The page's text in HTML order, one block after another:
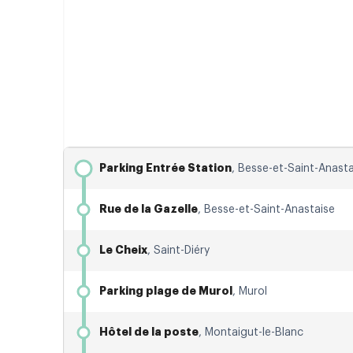
Parking Entrée Station, Besse-et-Saint-
Rue de la Gazelle, Besse-et-Saint-Anastaise
Le Cheix, Saint-Diéry
Parking plage de Murol , Murol
Hôtel de la poste, Montaigut-le-Blanc